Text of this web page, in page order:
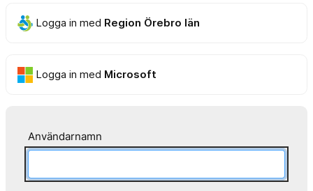
Logga in med Region Örebro län
Logga in med Microsoft
Användarnamn